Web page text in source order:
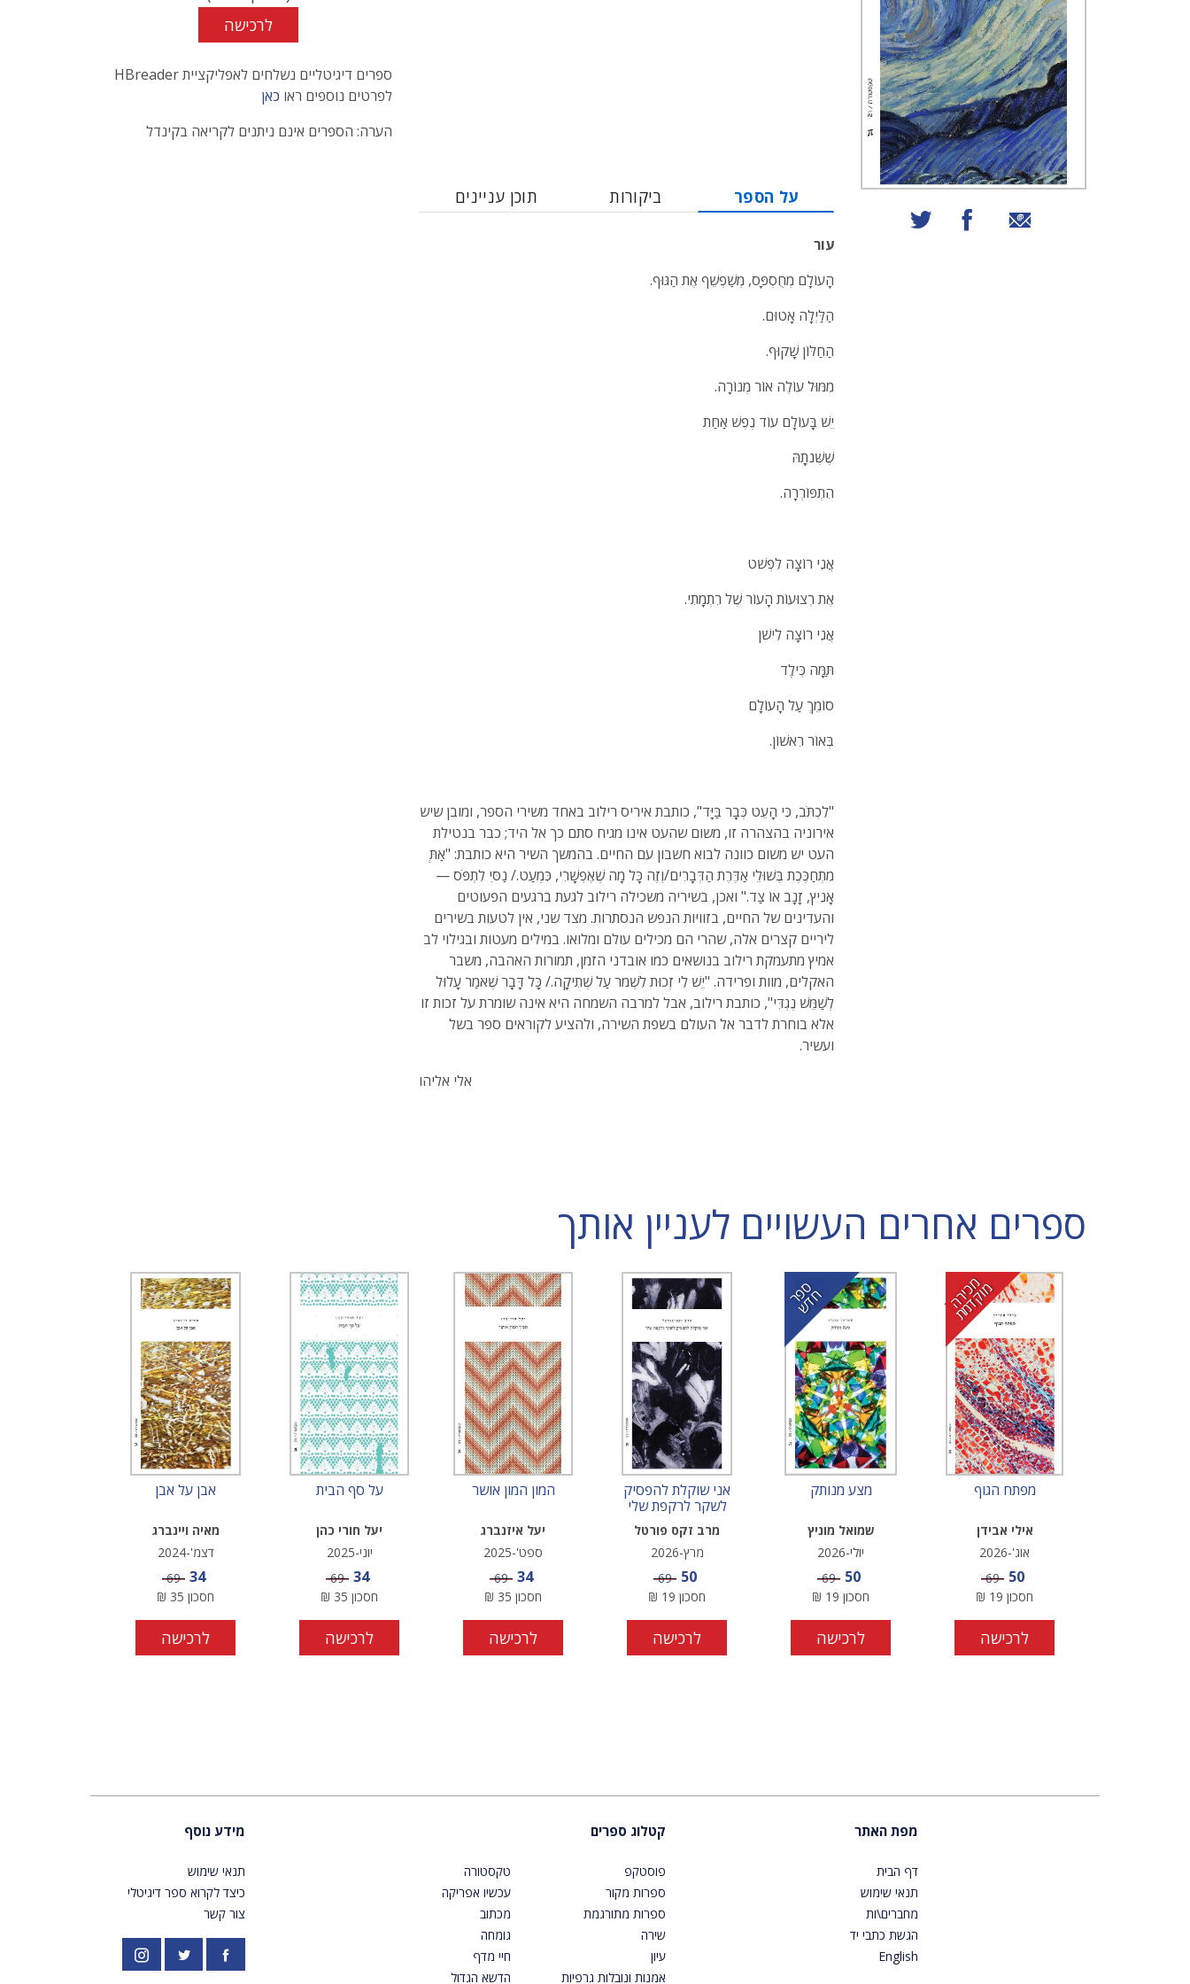
שיתוף באמצעות אימייל
שיתוף בפייסבוקשיתוף בטוויטר
לרכישה
ספרים דיגיטליים נשלחים לאפליקציית HBreader
לפרטים נוספים ראו כאן
הערה: הספרים אינם ניתנים לקריאה בקינדל
על הספר ביקורות תוכן עניינים
עור
הָעוֹלָם מְחֻסְפָּס, מְשַׁפְשֵׁף אֶת הַגּוּף.
הַלַּיְלָה אָטוּם.
הַחַלּוֹן שָׁקוּף.
מִמּוּל עוֹלֶה אוֹר מְנוֹרָה.
יֵשׁ בָּעוֹלָם עוֹד נֶפֶשׁ אַחַת
שֶׁשְּׁנתָָהּ
הִתְפּוֹרְרָה.
אֲנִי רוֹצָה לִפְשֹׁט
אֶת רְצוּעוֹת הָעוֹר שֶׁל רִתְמָתִי.
אֲנִי רוֹצָה לִישֹׁן
תַּמָּה כְּילֶֶד
סוֹמֵךְ עַל הָעוֹלָם
בְּאוֹר רִאשׁוֹן.
"לִכְתֹּב, כִּי הָעֵט כְּבָר בַּיָּד", כותבת איריס רילוב באחד משירי הספר, ומובן שיש
אירוניה בהצהרה זו, משום שהעט אינו מגיח סתם כך אל היד; כבר בנטילת
העט יש משום כוונה לבוא חשבון עם החיים. בהמשך השיר היא כותבת: "אַתְּ
מִתְחַכֶּכֶת בְּשׁוּלֵי אַדֶּרֶת הַדְּבָרִים/וְזֶה כָּל מָה שֶׁאֶפְשָׁרִי, כִּמְעַט./ נַסִּי לִתְפֹּס —
אָנִיץ, זָנָב אוֹ צַד." ואכן, בשיריה משכילה רילוב לגעת ברגעים הפעוטים
והעדינים של החיים, בזוויות הנפש הנסתרות. מצד שני, אין לטעות בשירים
ליריים קצרים אלה, שהרי הם מכילים עולם ומלואו. במילים מעטות ובגילוי לב
אמיץ מתעמקת רילוב בנושאים כמו אובדני הזמן, תמורות האהבה, משבר
האקלים, מוות ופרידה. "יֵשׁ לִי זְכוּת לִשְׁמֹר עַל שְׁתִיקָה./ כָּל דָּבָר שֶׁאֹמַר עָלוּל
לְשַׁמֵּשׁ נֶגְדִּי", כותבת רילוב, אבל למרבה השמחה היא אינה שומרת על זכות זו
אלא בוחרת לדבר אל העולם בשפת השירה, ולהציע לקוראים ספר בשל
ועשיר.
אלי אליהו
ספרים אחרים העשויים לעניין אותך
מ
כ
י
ר
ה
מ
ו
ק
ד
מ
ת
מפתח הגוף
אילי אבידן
אוג'-2026
מחיר מבצע
50 מחיר
69
חסכון 19
₪
לרכישה
ס
פ
ר
ח
ד
ש
מצע מנותק
שמואל מוניץ
יולי-2026
מחיר מבצע
50 מחיר
69
חסכון 19
₪
לרכישה
אני שוקלת להפסיק
לשקר לרקפת שלי
מרב זקס פורטל
מרץ-2026
מחיר מבצע
50 מחיר
69
חסכון 19
₪
לרכישה
המון המון אושר
יעל איזנברג
ספט'-2025
מחיר מבצע
34 מחיר
69
חסכון 35
₪
לרכישה
על סף הבית
יעל חורי כהן
יוני-2025
מחיר מבצע
34 מחיר
69
חסכון 35
₪
לרכישה
אבן על אבן
מאיה ויינברג
דצמ'-2024
מחיר מבצע
34 מחיר
69
חסכון 35
₪
לרכישה
מפת האתר
דף הבית
תנאי שימוש
מחברים\ות
הגשת כתבי יד
English
קטלוג ספרים
פוסטקפ
ספרות מקור
ספרות מתורגמת
שירה
עיון
אמנות ונובלות גרפיות
טקסטורה
עכשיו אפריקה
מכתוב
גומחה
חיי מדף
הדשא הגדול
מידע נוסף
תנאי שימוש
כיצד לקרוא ספר דיגיטלי
צור קשר
פייסבוק PardesPublish
אינסטגרם